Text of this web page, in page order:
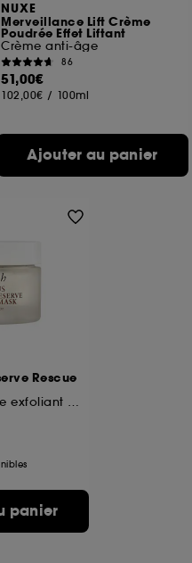
NUXE
Merveillance Lift Crème
Poudrée Effet Liftant
Crème anti-âge
86
51,00€
102,00€ / 100ml
Ajouter au panier
Rescue
Masque anti-âge exfoliant au Lotus
panier